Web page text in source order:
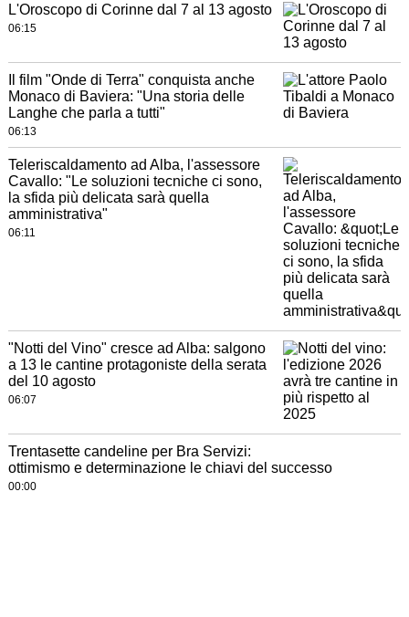
L'Oroscopo di Corinne dal 7 al 13 agosto
06:15
Il film "Onde di Terra" conquista anche
Monaco di Baviera: "Una storia delle
Langhe che parla a tutti"
06:13
Teleriscaldamento ad Alba, l'assessore
Cavallo: "Le soluzioni tecniche ci sono,
la sfida più delicata sarà quella
amministrativa"
06:11
"Notti del Vino" cresce ad Alba: salgono
a 13 le cantine protagoniste della serata
del 10 agosto
06:07
Trentasette candeline per Bra Servizi:
ottimismo e determinazione le chiavi del successo
00:00